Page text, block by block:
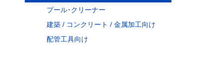
プール･クリーナー
建築 / コンクリート / 金属加工向け
配管工具向け